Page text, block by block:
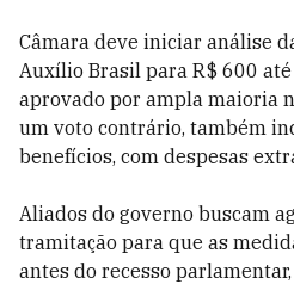
Câmara deve iniciar análise
Auxílio Brasil para R$ 600
aprovado por ampla maioria
um voto contrário, também
benefícios, com despesas
Aliados do governo buscam
tramitação para que as
antes do recesso